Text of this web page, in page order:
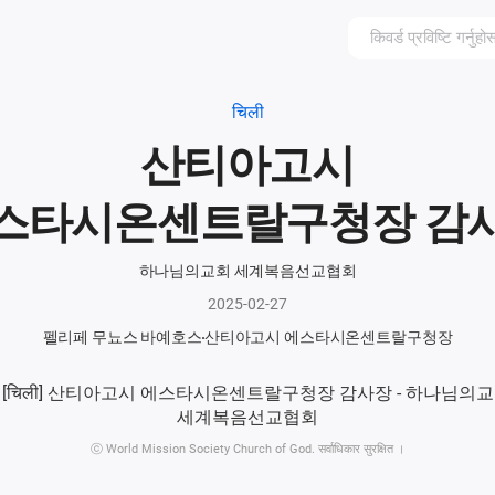
चिली
산티아고시
타시온센트랄구청장 감
하나님의교회 세계복음선교협회
2025-02-27
펠리페 무뇨스 바예호스산티아고시 에스타시온센트랄구청장
ⓒ World Mission Society Church of God. सर्वाधिकार सुरक्षित ।